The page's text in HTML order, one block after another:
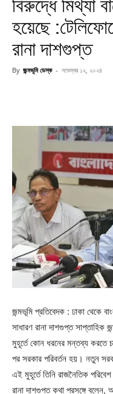
বিরুদ্ধে মিথ্যা
হয়েছে
রানা দাশগুপ্ত
By জন্মভূমি ডেস্ক - নভেম্বর ১২, ২০২৪
জন্মভূমি প্রতিবেদক : ঢাকা থেকে
সাধারণ রানা দাশগুপ্ত সাপ্তাহিক
মুহূর্তে কোন ধরনের মন্তব্য করতে
পর সরকার পরিবর্তন হয়। নতুন
এই মুহূর্তে তিনি রাজনৈতিক
রানা দাশগুপ্ত কথা প্রসঙ্গে